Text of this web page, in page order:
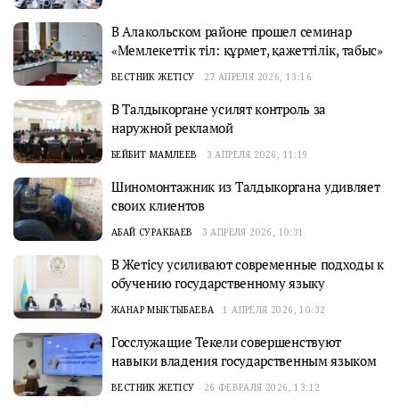
В Алакольском районе прошел семинар
«Мемлекеттік тіл: құрмет, қажеттілік, табыс»
ВЕСТНИК ЖЕТІСУ 27 АПРЕЛЯ 2026, 13:16
В Талдыкоргане усилят контроль за
наружной рекламой
БЕЙБИТ МАМЛЕЕВ 3 АПРЕЛЯ 2026, 11:19
Шиномонтажник из Талдыкоргана удивляет
своих клиентов
АБАЙ СУРАКБАЕВ 3 АПРЕЛЯ 2026, 10:31
В Жетісу усиливают современные подходы к
обучению государственному языку
ЖАНАР МЫКТЫБАЕВА 1 АПРЕЛЯ 2026, 10:32
Госслужащие Текели совершенствуют
навыки владения государственным языком
ВЕСТНИК ЖЕТІСУ 26 ФЕВРАЛЯ 2026, 13:12